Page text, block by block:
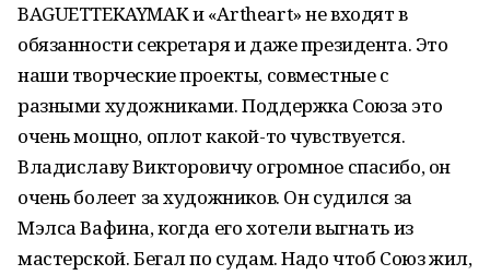
BAGUETTEKAYMAK и «Artheart» не входят в
обязанности секретаря и даже президента. Это
наши творческие проекты, совместные с
разными художниками. Поддержка Союза это
очень мощно, оплот какой-то чувствуется.
Владиславу Викторовичу огромное спасибо, он
очень болеет за художников. Он судился за
Мэлса Вафина, когда его хотели выгнать из
мастерской. Бегал по судам. Надо чтоб Союз жил,